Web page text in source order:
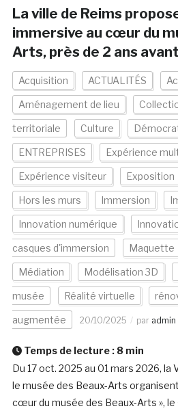
La ville de Reims
immersive au cœur du
Arts, près de 2 ans
Acquisition ACTUALITÉS
Aménagement de lieu
territoriale Culture
ENTREPRISES Expérience
Expérience visiteur Exposition
Hors les murs Immersion
Innovation numérique
casques d'immersion Maquette
Médiation Modélisation 3D
musée Réalité virtuelle
augmentée 20/10/2025 par admin
Temps de lecture : 8 min
Du 17 oct. 2025 au 01 mars 2026, la
le musée des Beaux-Arts
cœur du musée des Beaux-Arts », le